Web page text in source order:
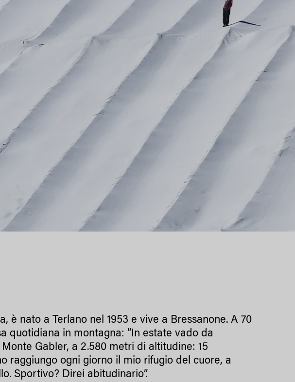
è nato a Terlano nel 1953 e vive a Bressanone. A 70
quotidiana in montagna: “In estate vado da
Gabler, a 2.580 metri di altitudine: 15
raggiungo ogni giorno il mio rifugio del cuore, a
Sportivo? Direi abitudinario”.